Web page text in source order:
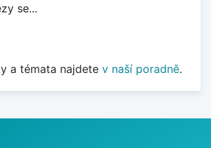
se...
a témata najdete v naší poradně.